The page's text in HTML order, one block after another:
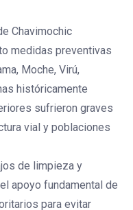
Chavimochic
medidas preventivas
Moche, Virú,
históricamente
sufrieron graves
vial y poblaciones
de limpieza y
apoyo fundamental de
para evitar